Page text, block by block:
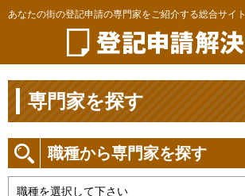
あなたの街の登記申請の専門家をご紹介する総合サイト
専門家を探す
職種から専門家を探す